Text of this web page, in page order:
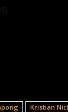
Kristian